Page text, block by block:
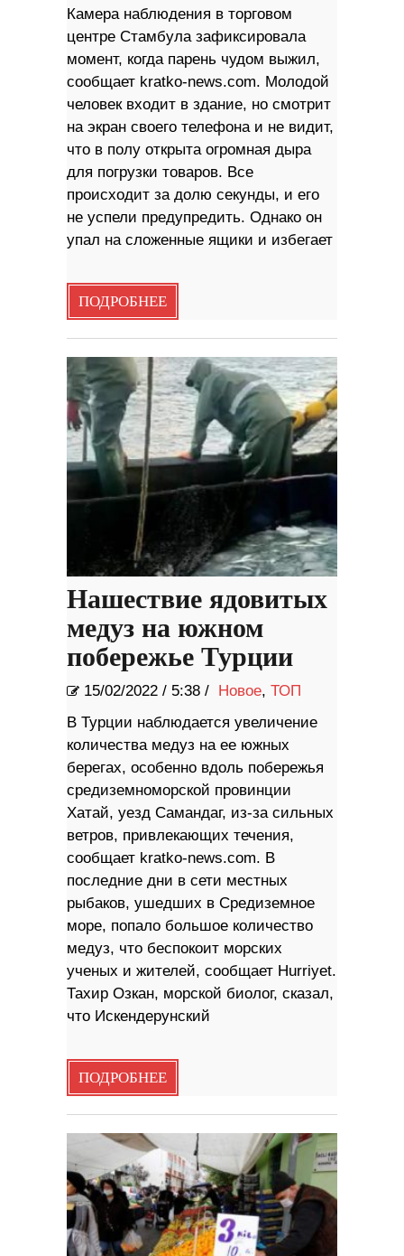
Камера наблюдения в торговом
центре Стамбула зафиксировала
момент, когда парень чудом выжил,
сообщает kratko-news.com. Молодой
человек входит в здание, но смотрит
на экран своего телефона и не видит,
что в полу открыта огромная дыра
для погрузки товаров. Все
происходит за долю секунды, и его
не успели предупредить. Однако он
упал на сложенные ящики и избегает
ПОДРОБНЕЕ
Нашествие ядовитых
медуз на южном
побережье Турции
15/02/2022 / 5:38 / Новое, ТОП
В Турции наблюдается увеличение
количества медуз на ее южных
берегах, особенно вдоль побережья
средиземноморской провинции
Хатай, уезд Самандаг, из-за сильных
ветров, привлекающих течения,
сообщает kratko-news.com. В
последние дни в сети местных
рыбаков, ушедших в Средиземное
море, попало большое количество
медуз, что беспокоит морских
ученых и жителей, сообщает Hurriyet.
Тахир Озкан, морской биолог, сказал,
что Искендерунский
ПОДРОБНЕЕ